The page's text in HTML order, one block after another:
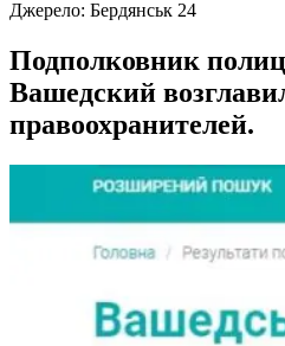
Джерело: Бердянськ 24
Подполковник
Вашедский
правоохранителей.